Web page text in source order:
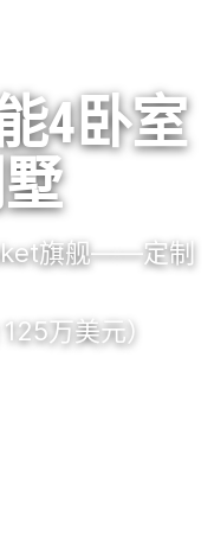
4卧室
旗舰——定制
万美元）